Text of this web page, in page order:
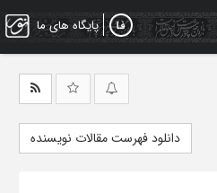
پایگاه های ما
دانلود فهرست مقالات نویسنده